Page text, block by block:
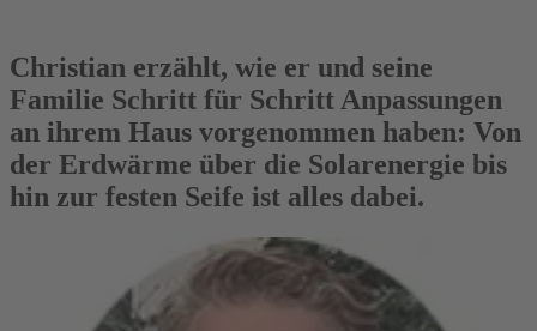
Christian erzählt, wie er und seine
Familie Schritt für Schritt Anpassungen
an ihrem Haus vorgenommen haben: Von
der Erdwärme über die Solarenergie bis
hin zur festen Seife ist alles dabei.